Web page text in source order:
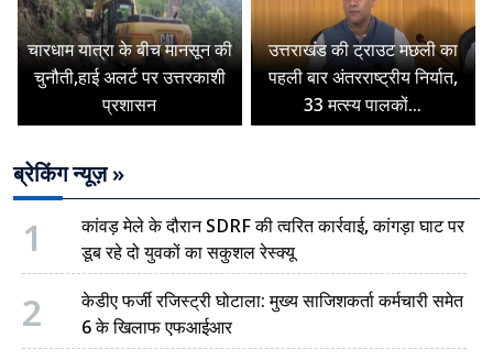
चारधाम यात्रा के बीच मानसून की
चुनौती,हाई अलर्ट पर उत्तरकाशी
प्रशासन
उत्तराखंड की ट्राउट मछली का
पहली बार अंतरराष्ट्रीय निर्यात,
33 मत्स्य पालकों...
ब्रेकिंग न्यूज़ »
1
कांवड़ मेले के दौरान SDRF की त्वरित कार्रवाई, कांगड़ा घाट पर
डूब रहे दो युवकों का सकुशल रेस्क्यू
2
केडीए फर्जी रजिस्ट्री घोटाला: मुख्य साजिशकर्ता कर्मचारी समेत
6 के खिलाफ एफआईआर